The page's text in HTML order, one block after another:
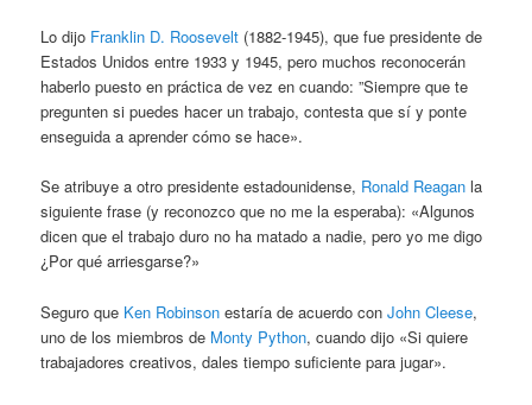
Lo dijo Franklin D. Roosevelt (1882-1945), que fue presidente de
Estados Unidos entre 1933 y 1945, pero muchos reconocerán
haberlo puesto en práctica de vez en cuando: ”Siempre que te
pregunten si puedes hacer un trabajo, contesta que sí y ponte
enseguida a aprender cómo se hace».
Se atribuye a otro presidente estadounidense, Ronald Reagan la
siguiente frase (y reconozco que no me la esperaba): «Algunos
dicen que el trabajo duro no ha matado a nadie, pero yo me digo
¿Por qué arriesgarse?»
Seguro que Ken Robinson estaría de acuerdo conJohn Cleese,
uno de los miembros de Monty Python, cuando dijo «Si quiere
trabajadores creativos, dales tiempo suficiente para jugar».